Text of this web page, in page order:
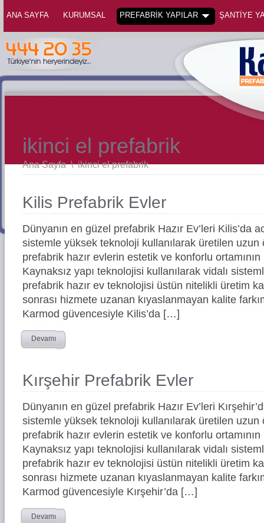
ANA SAYFA KURUMSAL PREFABRİK YAPILAR ŞANTİYE
ikinci el prefabrik
Ana Sayfa \ikinci el prefabrik
Kilis Prefabrik Evler
Dünyanın en güzel prefabrik Hazır Ev’leri Kilis’da
sistemle yüksek teknoloji kullanılarak üretilen
prefabrik hazır evlerin estetik ve konforlu ortamının
Kaynaksız yapı teknolojisi kullanılarak vidalı
prefabrik hazır ev teknolojisi üstün nitelikli üretim
sonrası hizmete uzanan kıyaslanmayan kalite
Karmod güvencesiyle Kilis’da […]
Devamı
Kırşehir Prefabrik Evler
Dünyanın en güzel prefabrik Hazır Ev’leri
sistemle yüksek teknoloji kullanılarak üretilen
prefabrik hazır evlerin estetik ve konforlu ortamının
Kaynaksız yapı teknolojisi kullanılarak vidalı
prefabrik hazır ev teknolojisi üstün nitelikli üretim
sonrası hizmete uzanan kıyaslanmayan kalite
Karmod güvencesiyle Kırşehir’da […]
Devamı